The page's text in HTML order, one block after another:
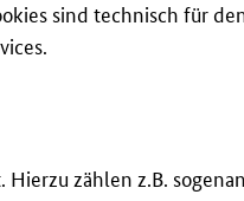
sind technisch für
zählen z.B.